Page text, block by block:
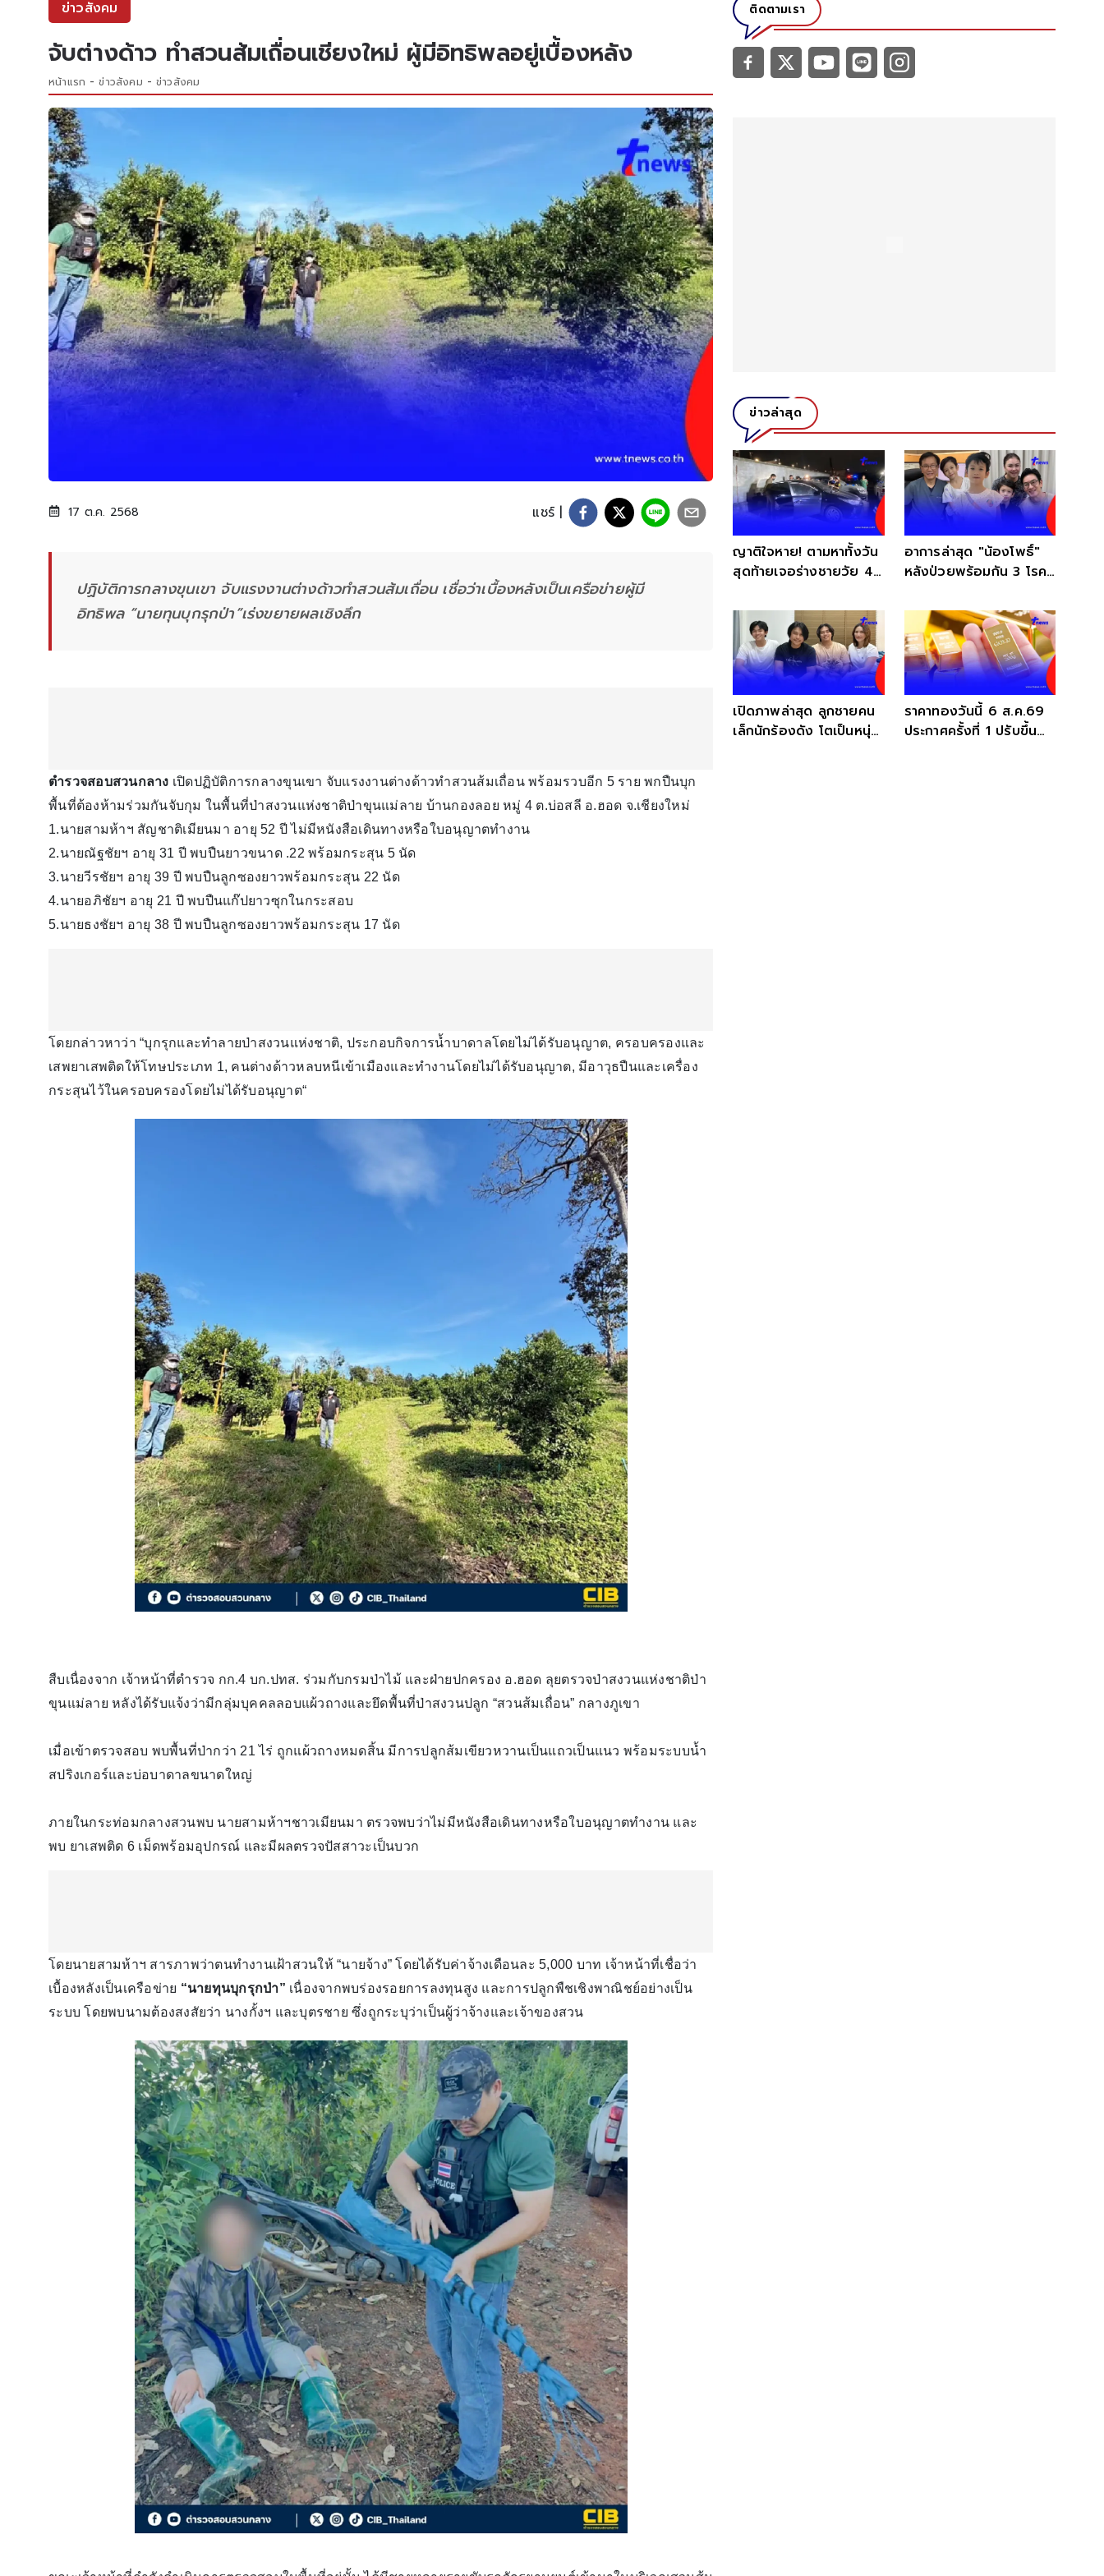
ข่าวสังคม
จับต่างด้าว ทำสวนส้มเถื่อนเชียงใหม่ ผู้มีอิทธิพลอยู่เบื้องหลัง
หน้าแรก ข่าวสังคม ข่าวสังคม
17 ต.ค. 2568 แชร์ |
ปฏิบัติการกลางขุนเขา จับแรงงานต่างด้าวทำสวนส้มเถื่อน เชื่อว่าเบื้องหลังเป็นเครือข่ายผู้มี
อิทธิพล “นายทุนบุกรุกป่า”เร่งขยายผลเชิงลึก
ตำรวจสอบสวนกลาง เปิดปฏิบัติการกลางขุนเขา จับแรงงานต่างด้าวทำสวนส้มเถื่อน พร้อมรวบอีก 5 ราย พกปืนบุก
พื้นที่ต้องห้ามร่วมกันจับกุม ในพื้นที่ป่าสงวนแห่งชาติป่าขุนแม่ลาย บ้านกองลอย หมู่ 4 ต.บ่อสลี อ.ฮอด จ.เชียงใหม่
1.นายสามห้าฯ สัญชาติเมียนมา อายุ 52 ปี ไม่มีหนังสือเดินทางหรือใบอนุญาตทำงาน
2.นายณัฐชัยฯ อายุ 31 ปี พบปืนยาวขนาด .22 พร้อมกระสุน 5 นัด
3.นายวีรชัยฯ อายุ 39 ปี พบปืนลูกซองยาวพร้อมกระสุน 22 นัด
4.นายอภิชัยฯ อายุ 21 ปี พบปืนแก๊ปยาวซุกในกระสอบ
5.นายธงชัยฯ อายุ 38 ปี พบปืนลูกซองยาวพร้อมกระสุน 17 นัด
โดยกล่าวหาว่า “บุกรุกและทำลายป่าสงวนแห่งชาติ, ประกอบกิจการน้ำบาดาลโดยไม่ได้รับอนุญาต, ครอบครองและ
เสพยาเสพติดให้โทษประเภท 1, คนต่างด้าวหลบหนีเข้าเมืองและทำงานโดยไม่ได้รับอนุญาต, มีอาวุธปืนและเครื่อง
กระสุนไว้ในครอบครองโดยไม่ได้รับอนุญาต“
สืบเนื่องจาก เจ้าหน้าที่ตำรวจ กก.4 บก.ปทส. ร่วมกับกรมป่าไม้ และฝ่ายปกครอง อ.ฮอด ลุยตรวจป่าสงวนแห่งชาติป่า
ขุนแม่ลาย หลังได้รับแจ้งว่ามีกลุ่มบุคคลลอบแผ้วถางและยึดพื้นที่ป่าสงวนปลูก “สวนส้มเถื่อน” กลางภูเขา
เมื่อเข้าตรวจสอบ พบพื้นที่ป่ากว่า 21 ไร่ ถูกแผ้วถางหมดสิ้น มีการปลูกส้มเขียวหวานเป็นแถวเป็นแนว พร้อมระบบน้ำ
สปริงเกอร์และบ่อบาดาลขนาดใหญ่
ภายในกระท่อมกลางสวนพบ นายสามห้าฯชาวเมียนมา ตรวจพบว่าไม่มีหนังสือเดินทางหรือใบอนุญาตทำงาน และ
พบ ยาเสพติด 6 เม็ดพร้อมอุปกรณ์ และมีผลตรวจปัสสาวะเป็นบวก
โดยนายสามห้าฯ สารภาพว่าตนทำงานเฝ้าสวนให้ “นายจ้าง” โดยได้รับค่าจ้างเดือนละ 5,000 บาท เจ้าหน้าที่เชื่อว่า
เบื้องหลังเป็นเครือข่าย “นายทุนบุกรุกป่า” เนื่องจากพบร่องรอยการลงทุนสูง และการปลูกพืชเชิงพาณิชย์อย่างเป็น
ระบบ โดยพบนามต้องสงสัยว่า นางกั้งฯ และบุตรชาย ซึ่งถูกระบุว่าเป็นผู้ว่าจ้างและเจ้าของสวน
ติดตามเรา
ข่าวล่าสุด
ญาติใจหาย! ตามหาทั้งวัน
สุดท้ายเจอร่างชายวัย 41
อาการล่าสุด "น้องโพธิ์"
หลังป่วยพร้อมกัน 3 โรค
เปิดภาพล่าสุด ลูกชายคน
เล็กนักร้องดัง โตเป็นหนุ่ม
ราคาทองวันนี้ 6 ส.ค.69
ประกาศครั้งที่ 1 ปรับขึ้น